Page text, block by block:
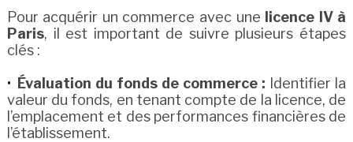
Pour acquérir un commerce avec une licence IV à
Paris, il est important de suivre plusieurs étapes
clés :
Évaluation du fonds de commerce : Identifier la
valeur du fonds, en tenant compte de la licence, de
l’emplacement et des performances financières de
l’établissement.